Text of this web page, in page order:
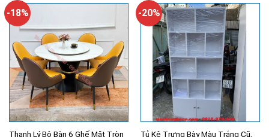
2,100,000₫.
-18%
Thanh Lý Bộ Bàn 6 Ghế Mặt Tròn
-20%
Tủ Kệ Trưng Bày Màu Trắng Cũ,